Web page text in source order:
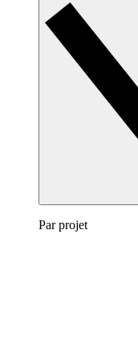
Par projet